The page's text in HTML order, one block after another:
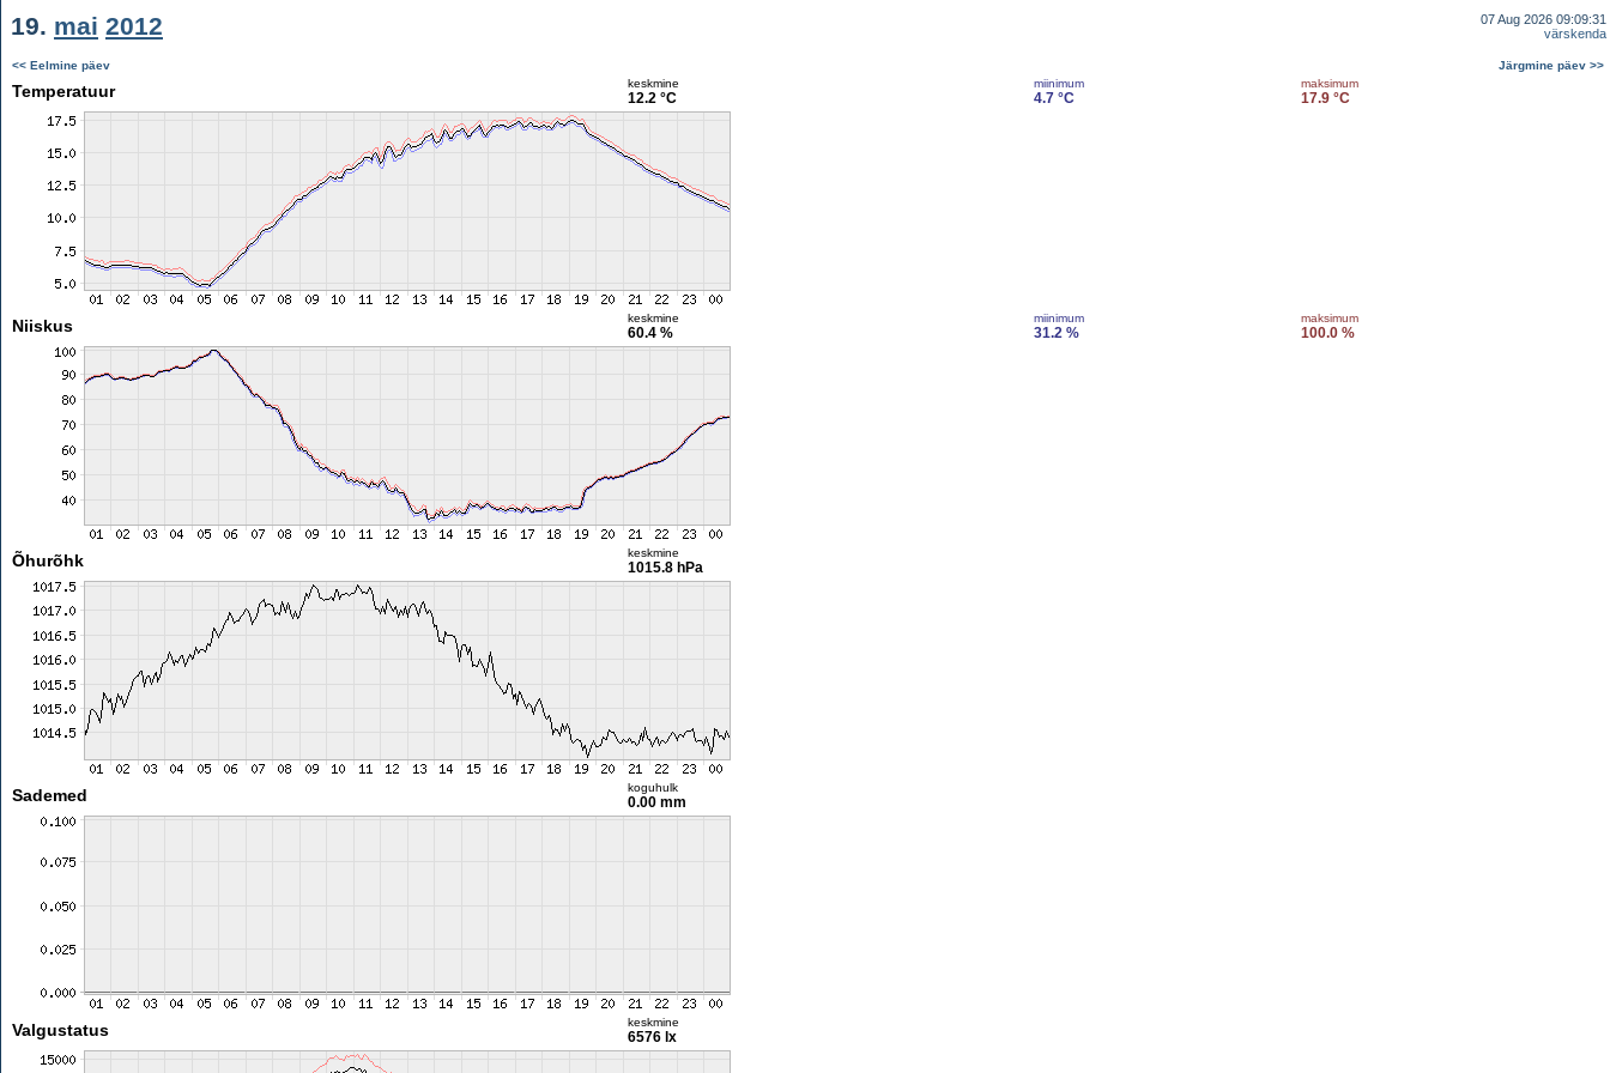
19. mai 2012
07 Aug 2026 09:09:31
värskenda
<< Eelmine päev Järgmine päev >>
Temperatuur keskmine
12.2 °C
miinimum
4.7 °C
maksimum
17.9 °C
Niiskus keskmine
60.4 %
miinimum
31.2 %
maksimum
100.0 %
Õhurõhk keskmine
1015.8 hPa
Sademed koguhulk
0.00 mm
Valgustatus keskmine
6576 lx